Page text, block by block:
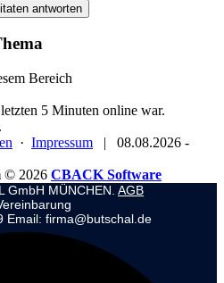
antworten
Bereich
5 Minuten online war.
· Impressum |
08.08.2026 -
© 2026 CBACK Software
GmbH MÜNCHEN. AGB
Email: firma@butschal.de